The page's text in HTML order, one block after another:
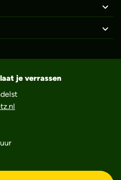
je verrassen